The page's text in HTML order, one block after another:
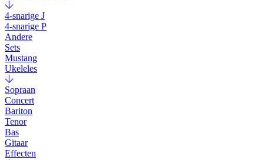
4-snarige J
4-snarige P
Andere
Sets
Mustang
Ukeleles
Sopraan
Concert
Bariton
Tenor
Bas
Gitaar
Effecten